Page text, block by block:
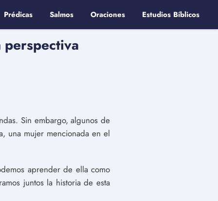
Prédicas Salmos Oraciones Estudios Bíblicos
Sin embargo, algunos de
una mujer mencionada en el
aprender de ella como
juntos la historia de esta